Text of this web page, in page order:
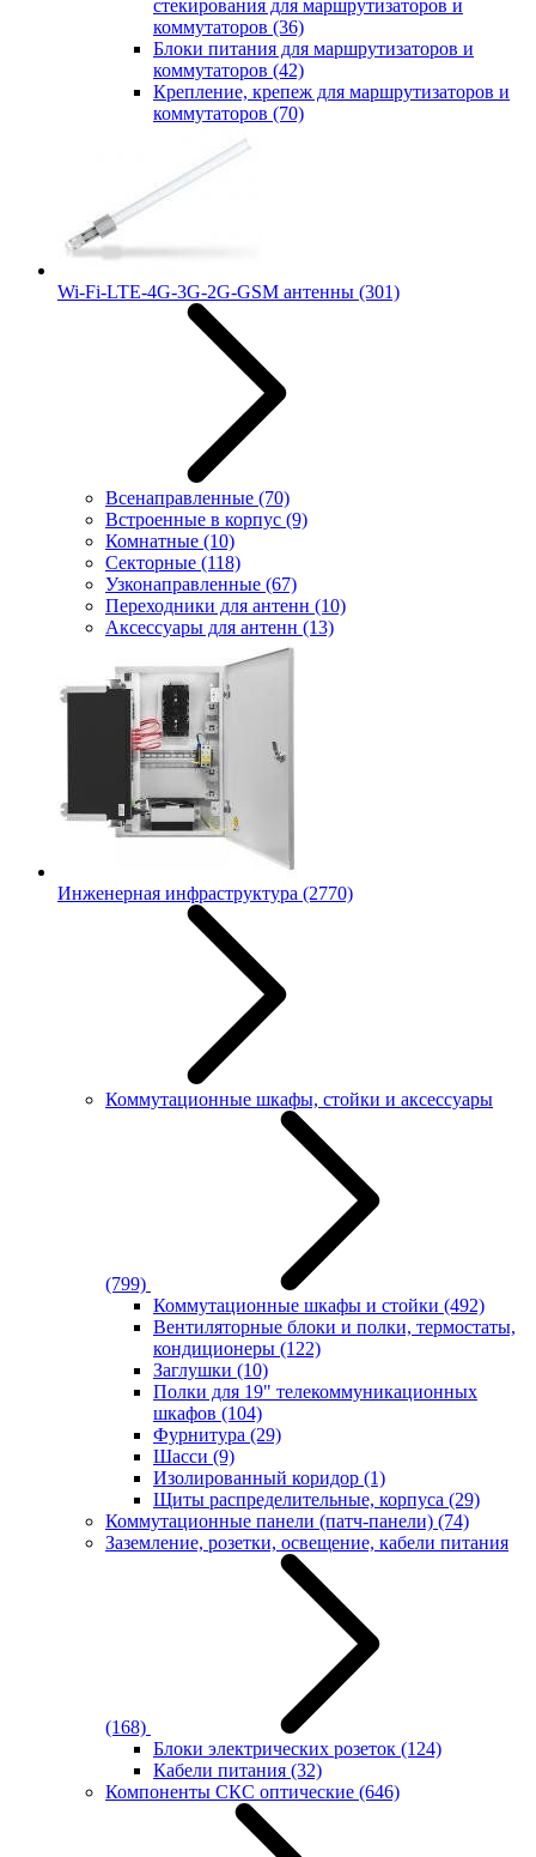
стекирования для маршрутизаторов и
коммутаторов (36)
Блоки питания для маршрутизаторов и
коммутаторов (42)
Крепление, крепеж для маршрутизаторов и
коммутаторов (70)
Wi-Fi-LTE-4G-3G-2G-GSM антенны (301)
Всенаправленные (70)
Встроенные в корпус (9)
Комнатные (10)
Секторные (118)
Узконаправленные (67)
Переходники для антенн (10)
Аксессуары для антенн (13)
Инженерная инфраструктура (2770)
Коммутационные шкафы, стойки и аксессуары
(799)
Коммутационные шкафы и стойки (492)
Вентиляторные блоки и полки, термостаты,
кондиционеры (122)
Заглушки (10)
Полки для 19" телекоммуникационных
шкафов (104)
Фурнитура (29)
Шасси (9)
Изолированный коридор (1)
Щиты распределительные, корпуса (29)
Коммутационные панели (патч-панели) (74)
Заземление, розетки, освещение, кабели питания
(168)
Блоки электрических розеток (124)
Кабели питания (32)
Компоненты СКС оптические (646)